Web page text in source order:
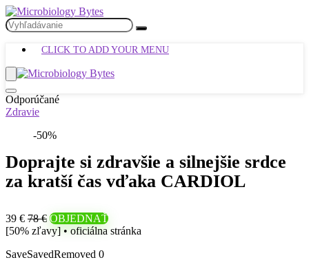
CLICK TO ADD YOUR MENU
Odporúčané
Zdravie
-50%
Doprajte si zdravšie a silnejšie srdce
za kratší čas vďaka CARDIOL
39 € 78 € OBJEDNAŤ
[50% zľavy] • oficiálna stránka
SaveSavedRemoved 0